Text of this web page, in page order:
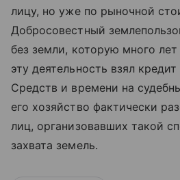
лицу, но уже по рыночной
Добросовестный
без земли, которую много
эту деятельность взял
Средств и времени на
его хозяйство фактически
лиц, организовавших такой
захвата земель.